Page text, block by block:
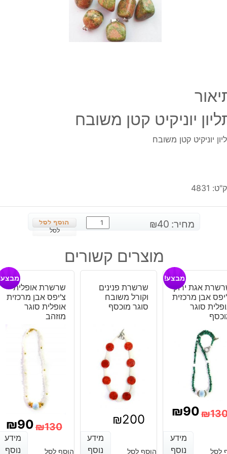
יוניקיט קטן משובח
יוניקיט קטן משובח
4831
מחיר: ₪40
כמות
של
יוניקיט
קטן
לסל
מוצרים קשורים
אגת ירוק
אבן מרכזית
סוגר
מבצע!
₪
₪90
מידע
נוסף
לסל
מידע
נוסף
שרשרת פנינים
וקורל משובח
סוגר מוכסף
₪200
מידע
נוסף
הוסף לסל
מידע
נוסף
שרשרת אופלית
צ'יפס אבן מרכזית
אופלית סוגר
מוזהב
₪130
₪90
מידע
נוסף
הוסף לסל
מידע
נוסף